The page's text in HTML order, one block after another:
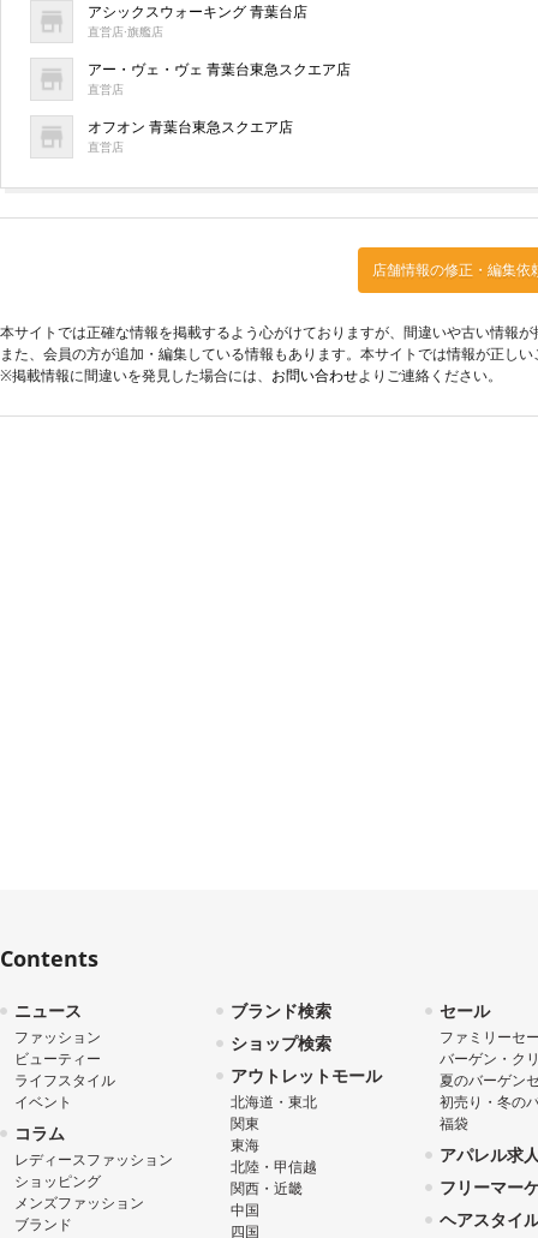
アシックスウォーキング 青葉台店
直営店·旗艦店
アー・ヴェ・ヴェ 青葉台東急スクエア店
直営店
オフオン 青葉台東急スクエア店
直営店
店舗情報の修正・編集依
本サイトでは正確な情報を掲載するよう心がけておりますが、間違いや古い情報
また、会員の方が追加・編集している情報もあります。本サイトでは情報が正し
※掲載情報に間違いを発見した場合には、 お問い合わせよりご連絡ください。
Contents
ニュース
ファッション
ビューティー
ライフスタイル
イベント
コラム
レディースファッション
ショッピング
メンズファッション
ブランド
ブランド検索
ショップ検索
アウトレットモール
北海道・東北
関東
東海
北陸・甲信越
関西・近畿
中国
四国
セール
ファミリーセ
バーゲン・ク
夏のバーゲン
初売り・冬の
福袋
アパレル求
フリーマー
ヘアスタイ